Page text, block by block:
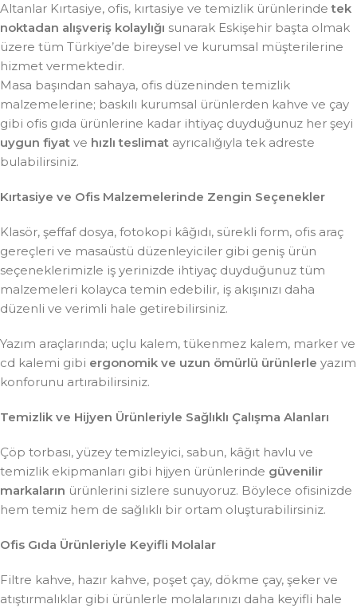
Altanlar Kırtasiye, ofis, kırtasiye ve temizlik ürünlerindetek
noktadan alışveriş kolaylığı sunarak Eskişehir başta olmak
üzere tüm Türkiye’de bireysel ve kurumsal müşterilerine
hizmet vermektedir.
Masa başından sahaya, ofis düzeninden temizlik
malzemelerine; baskılı kurumsal ürünlerden kahve ve çay
gibi ofis gıda ürünlerine kadar ihtiyaç duyduğunuz her şeyi
uygun fiyat ve hızlı teslimat ayrıcalığıyla tek adreste
bulabilirsiniz.
Kırtasiye ve Ofis Malzemelerinde Zengin Seçenekler
Klasör, şeffaf dosya, fotokopi kâğıdı, sürekli form, ofis araç
gereçleri ve masaüstü düzenleyiciler gibi geniş ürün
seçeneklerimizle iş yerinizde ihtiyaç duyduğunuz tüm
malzemeleri kolayca temin edebilir, iş akışınızı daha
düzenli ve verimli hale getirebilirsiniz.
Yazım araçlarında; uçlu kalem, tükenmez kalem, marker ve
cd kalemi gibi ergonomik ve uzun ömürlü ürünlerle yazım
konforunu artırabilirsiniz.
Temizlik ve Hijyen Ürünleriyle Sağlıklı Çalışma Alanları
Çöp torbası, yüzey temizleyici, sabun, kâğıt havlu ve
temizlik ekipmanları gibi hijyen ürünlerinde güvenilir
markaların ürünlerini sizlere sunuyoruz. Böylece ofisinizde
hem temiz hem de sağlıklı bir ortam oluşturabilirsiniz.
Ofis Gıda Ürünleriyle Keyifli Molalar
Filtre kahve, hazır kahve, poşet çay, dökme çay, şeker ve
atıştırmalıklar gibi ürünlerle molalarınızı daha keyifli hale